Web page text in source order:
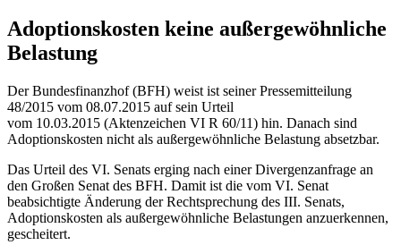
Adoptionskosten keine außergewöhnliche
Belastung
Der Bundesfinanzhof (BFH) weist ist seiner Pressemitteilung
48/2015 vom 08.07.2015 auf sein Urteil
vom 10.03.2015 (Aktenzeichen VI R 60/11) hin. Danach sind
Adoptionskosten nicht als außergewöhnliche Belastung absetzbar.
Das Urteil des VI. Senats erging nach einer Divergenzanfrage an
den Großen Senat des BFH. Damit ist die vom VI. Senat
beabsichtigte Änderung der Rechtsprechung des III. Senats,
Adoptionskosten als außergewöhnliche Belastungen anzuerkennen,
gescheitert.